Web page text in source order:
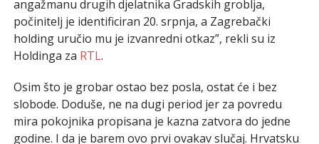
angažmanu drugih djelatnika Gradskih groblja,
počinitelj je identificiran 20. srpnja, a Zagrebački
holding uručio mu je izvanredni otkaz”, rekli su iz
Holdinga za RTL.
Osim što je grobar ostao bez posla, ostat će i bez
slobode. Doduše, ne na dugi period jer za povredu
mira pokojnika propisana je kazna zatvora do jedne
godine. I da je barem ovo prvi ovakav slučaj. Hrvatsku